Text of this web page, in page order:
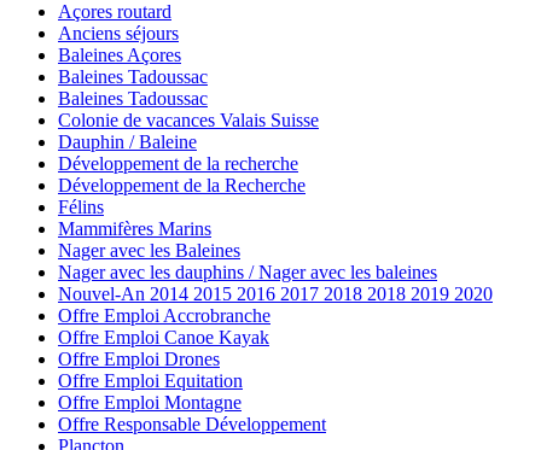
Açores routard
Anciens séjours
Baleines Açores
Baleines Tadoussac
Baleines Tadoussac
Colonie de vacances Valais Suisse
Dauphin / Baleine
Développement de la recherche
Développement de la Recherche
Félins
Mammifères Marins
Nager avec les Baleines
Nager avec les dauphins / Nager avec les baleines
Nouvel-An 2014 2015 2016 2017 2018 2018 2019 2020
Offre Emploi Accrobranche
Offre Emploi Canoe Kayak
Offre Emploi Drones
Offre Emploi Equitation
Offre Emploi Montagne
Offre Responsable Développement
Plancton